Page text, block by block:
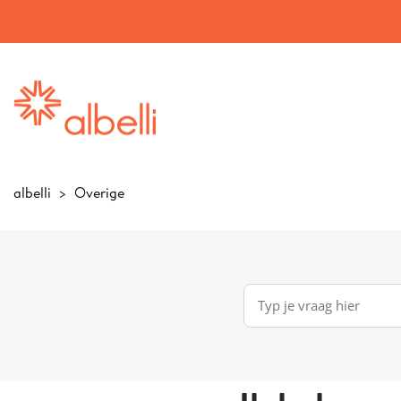
albelli Overige